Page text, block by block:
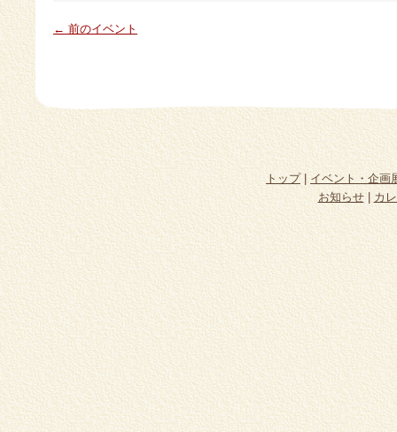
← 前のイベント
トップ|イベント・企画
お知らせ| カ